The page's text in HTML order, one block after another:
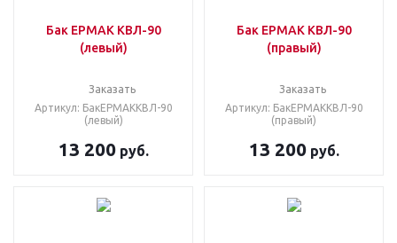
Бак ЕРМАК КВЛ-90
(левый)
Заказать
Артикул: БакЕРМАККВЛ-90
(левый)
13 200руб.
Бак ЕРМАК КВЛ-90
(правый)
Заказать
Артикул: БакЕРМАККВЛ-90
(правый)
13 200руб.